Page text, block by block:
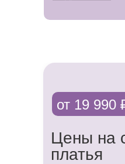
чувствовать
Именно поэтому
роскошные
комплекс услуг,
Доверьте нам
Цены на
платья
от 19 990